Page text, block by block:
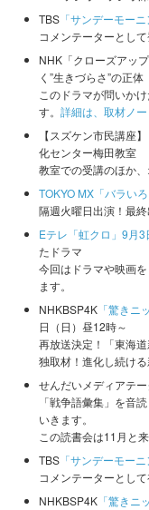
TBS 「サンデーモー
コメンテーターとして
NHK「クローズアッ
く”生きづらさ”の正体
このドラマが問いか
す。 詳細は、取材ノ
【スズケン市民講座
化センター梅田教室
教室での受講のほか、
TOKYO MX「バラい
隔週火曜日出演！最
Eテレ「虹クロ」9月
たドラマ
今回はドラマや映画
ます。
NHKBSP4K 「驚き
日（日）昼12時～
再放送決定！「東海
独取材！進化し続ける
せんだいメディアテ
「戦争語彙集」を音
いきます。
この読書会は11月と
TBS 「サンデーモーニ
コメンテーターとして
NHKBSP4K 「驚き